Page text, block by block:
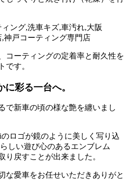
コーティングの定着率と耐久性を
です。
彩る一台へ。
で新車の頃の様な艶を纏いまし
ロゴが鏡のように美しく写り込
しい遊び心のあるエンブレム
り戻すことが出来ました。
な愛車をお任せいただきありがと